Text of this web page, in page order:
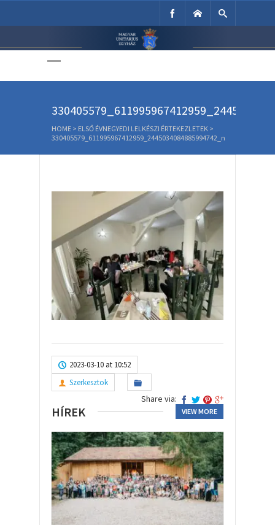
Unitárius Egyház
HOME > ELSŐ ÉVNEGYEDI LELKÉSZI ÉRTEKEZLETEK >
330405579_611995967412959_2445034084885994742_n
2023-03-10 at 10:52
Szerkesztok
Share via:
HÍREK VIEW MORE